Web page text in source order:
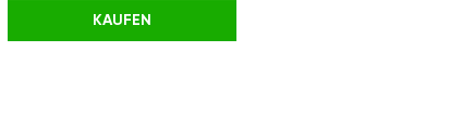
KAUFEN